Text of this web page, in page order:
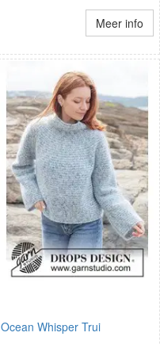
Meer info
Ocean Whisper Trui